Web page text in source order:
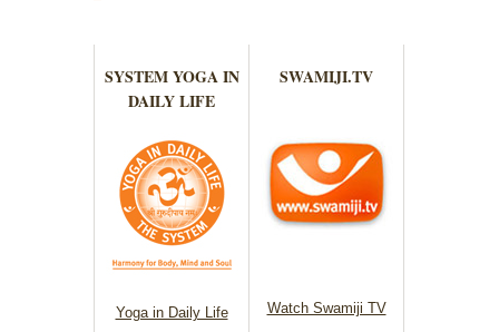
SYSTEM YOGA IN
DAILY LIFE
Yoga in Daily Life
SWAMIJI.TV
Watch Swamiji TV